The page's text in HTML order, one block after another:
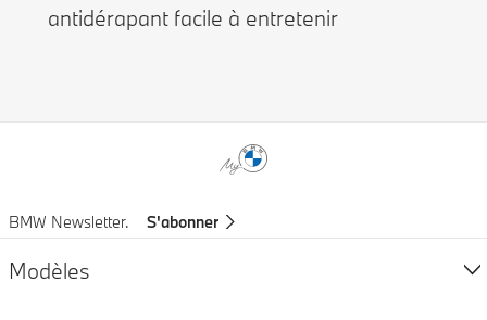
antidérapant facile à entretenir